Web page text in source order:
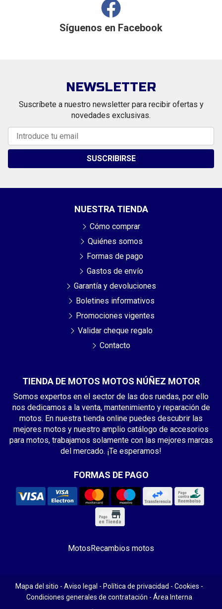
Síguenos en Facebook
NEWSLETTER
Suscríbete a nuestro newsletter para recibir ofertas y
novedades exclusivas.
SUSCRIBIRSE
TIENDA DE MOTOS MOTOS NÚÑEZ MOTOR
Somos expertos en el sector de las dos ruedas, por ello
nos dedicamos a la venta, mantenimiento y reparación de
motos. En nuestra tienda online puedes descubrir las
mejores motos y nuestro amplio catálogo de accesorios
para motos, trabajamos solamente con las mejores marcas
del mercado. ¡Te esperamos!
FORMAS DE PAGO
NUESTRA TIENDA
Cómo comprar
Quiénes somos
Formas de pago
Gastos de envío
Garantía y devoluciones
Boletines informativos
Promociones vigentes
Validar cheque regalo
Contacto
MotosRecambios motos
Mapa del sitio - Aviso legal - Política de privacidad - Cookies -
Condiciones generales de contratación - Área Interna